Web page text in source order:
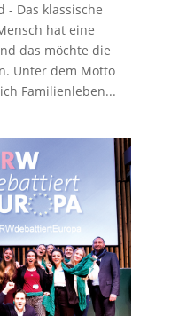
­- Das klassische
hat eine
das möchte die
Unter dem Motto
Familienleben...